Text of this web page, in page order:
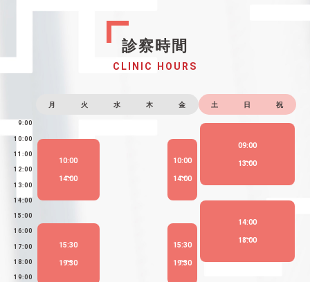
診察時間
CLINIC HOURS
月 火 水 木 金 土 日 祝
9:00
10:00
11:00
12:00
13:00
14:00
15:00
16:00
17:00
18:00
19:00
10:00
14:00
15:30
19:30
10:00
14:00
15:30
19:30
09:00
13:00
14:00
18:00